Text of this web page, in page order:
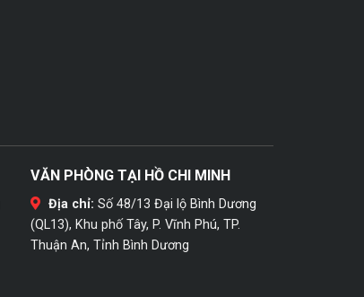
VĂN PHÒNG TẠI HỒ CHI MINH
Địa chỉ: Số 48/13 Đại lộ Bình Dương
(QL13), Khu phố Tây, P. Vĩnh Phú, TP.
Thuận An, Tỉnh Bình Dương